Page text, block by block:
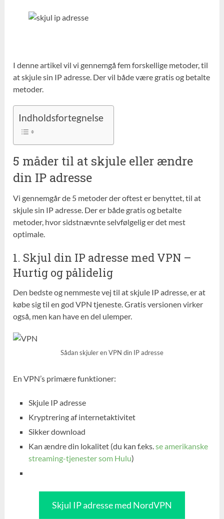
I denne artikel vil vi gennemgå fem forskellige metoder, til
at skjule sin IP adresse. Der vil både være gratis og betalte
metoder.
Indholdsfortegnelse
5 måder til at skjule eller ændre
din IP adresse
Vi gennemgår de 5 metoder der oftest er benyttet, til at
skjule sin IP adresse. Der er både gratis og betalte
metoder, hvor sidstnævnte selvfølgelig er det mest
optimale.
1. Skjul din IP adresse med VPN –
Hurtig og pålidelig
Den bedste og nemmeste vej til at skjule IP adresse, er at
købe sig til en god VPN tjeneste. Gratis versionen virker
også, men kan have en del ulemper.
Sådan skjuler en VPN din IP adresse
En VPN’s primære funktioner:
SkjuleIPadresse
Kryptrering af internetaktivitet
Sikker download
Kan ændre din lokalitet (du kan f.eks. se amerikanske
streaming-tjenester som Hulu)
Skjul IP adresse med NordVPN